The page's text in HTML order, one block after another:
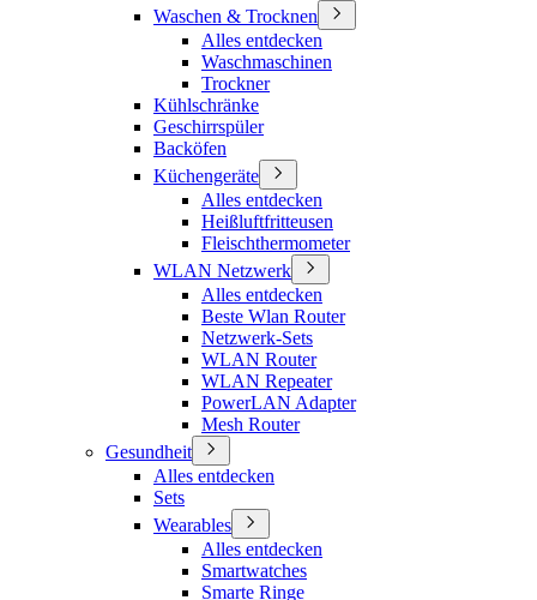
Waschen & Trocknen
Alles entdecken
Waschmaschinen
Trockner
Kühlschränke
Geschirrspüler
Backöfen
Küchengeräte
Alles entdecken
Heißluftfritteusen
Fleischthermometer
WLAN Netzwerk
Alles entdecken
Beste Wlan Router
Netzwerk-Sets
WLAN Router
WLAN Repeater
PowerLAN Adapter
Mesh Router
Gesundheit
Alles entdecken
Sets
Wearables
Alles entdecken
Smartwatches
Smarte Ringe